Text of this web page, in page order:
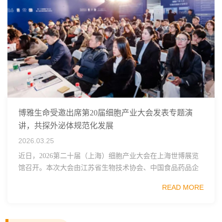
博雅生命受邀出席第20届细胞产业大会发表专题演
讲，共探外泌体规范化发展
2026.03.25
近日，2026第二十届（上海）细胞产业大会在上海世博展览
馆召开。本次大会由江苏省生物技术协会、中国食品药品企
范区生物医药行业协会、瑞士日内瓦长寿科学...
READ MORE